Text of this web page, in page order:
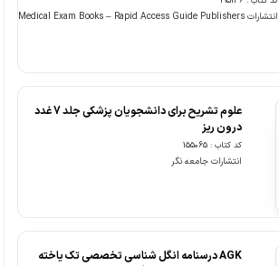
انتشارات Medical Exam Books – Rapid Access Guide Publishers
علوم تشریح برای دانشجویان پزشکی جلد 7 غدد
درون ریز
کد کتاب : 155065
انتشارات جامعه نگر
‏AGK درسنامه انگل شناسی تخصصی تک یاخته